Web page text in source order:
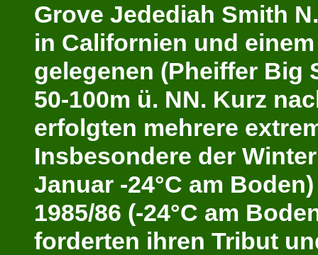
Grove Jedediah Smith
in Californien und
gelegenen (Pheiffer Big
50-100m ü. NN. Kurz
erfolgten mehrere
Insbesondere der
Januar -24°C am
1985/86 (-24°C am
forderten ihren Tribut